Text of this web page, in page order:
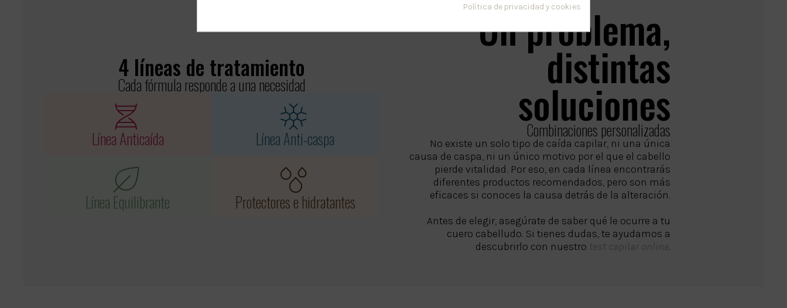
4 líneas de tratamiento
Cada fórmula responde a una necesidad
Línea Anticaída Línea Anti-caspa
Línea Equilibrante Protectores e hidratantes
Un problema,
distintas
soluciones
Combinaciones personalizadas
No existe un solo tipo de caída capilar, ni una única
causa de caspa, ni un único motivo por el que el cabello
pierde vitalidad. Por eso, en cada línea encontrarás
diferentes productos recomendados, pero son más
eficaces si conoces la causa detrás de la alteración.
Antes de elegir, asegúrate de saber qué le ocurre a tu
cuero cabelludo. Si tienes dudas, te ayudamos a
descubrirlo con nuestro test capilar online.
Política de privacidad y cookies